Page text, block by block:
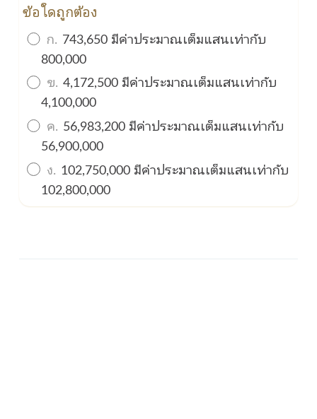
ข้อใดถูกต้อง
ก. 743,650 มีค่าประมาณเต็มแสนเท่ากับ
800,000
ข. 4,172,500 มีค่าประมาณเต็มแสนเท่ากับ
4,100,000
ค. 56,983,200 มีค่าประมาณเต็มแสนเท่ากับ
56,900,000
ง. 102,750,000 มีค่าประมาณเต็มแสนเท่ากับ
102,800,000